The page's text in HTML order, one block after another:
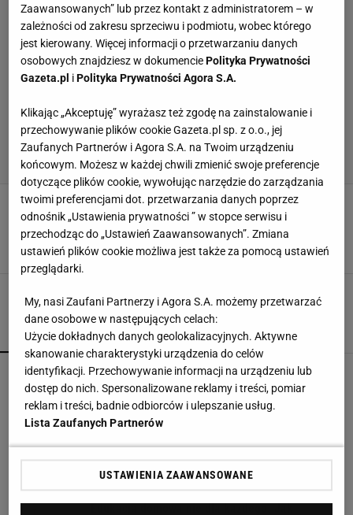
Bez nich żaden mężczyzna się nie obejdzie!
Idealne do ubioru na cebulkę i megastylowe -
nawet do 50% taniej
Natalia Szyperek,17 STYCZNIA 2024, 18:55
POPULARNE NAJNOWSZE
Czółenka Lasocki aż 40% taniej. Kupisz je za
niewiele ponad 100 zł
- teraz tańsze o niemal 100 zł
Edukacja domowa nie dla każdego. Jak
Zaawansowanych” lub przez kontakt z administratorem – w
zależności od zakresu sprzeciwu i podmiotu, wobec którego
jest kierowany. Więcej informacji o przetwarzaniu danych
osobowych znajdziesz w dokumencie Polityka Prywatności
Gazeta.pl i Polityka Prywatności Agora S.A.
Klikając „Akceptuję” wyrażasz też zgodę na zainstalowanie i
przechowywanie plików cookie Gazeta.pl sp. z o.o., jej
Zaufanych Partnerów i Agora S.A. na Twoim urządzeniu
końcowym. Możesz w każdej chwili zmienić swoje preferencje
dotyczące plików cookie, wywołując narzędzie do zarządzania
twoimi preferencjami dot. przetwarzania danych poprzez
odnośnik „Ustawienia prywatności ” w stopce serwisu i
przechodząc do „Ustawień Zaawansowanych”. Zmiana
ustawień plików cookie możliwa jest także za pomocą ustawień
przeglądarki.
My, nasi Zaufani Partnerzy i Agora S.A. możemy przetwarzać
dane osobowe w następujących celach:
Użycie dokładnych danych geolokalizacyjnych. Aktywne
skanowanie charakterystyki urządzenia do celów
identyfikacji. Przechowywanie informacji na urządzeniu lub
dostęp do nich. Spersonalizowane reklamy i treści, pomiar
reklam i treści, badnie odbiorców i ulepszanie usług.
Lista Zaufanych Partnerów
USTAWIENIA ZAAWANSOWANE